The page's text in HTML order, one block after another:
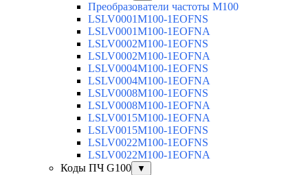
Преобразователи частоты M100
LSLV0001M100-1EOFNS
LSLV0001M100-1EOFNA
LSLV0002M100-1EOFNS
LSLV0002M100-1EOFNA
LSLV0004M100-1EOFNS
LSLV0004M100-1EOFNA
LSLV0008M100-1EOFNS
LSLV0008M100-1EOFNA
LSLV0015M100-1EOFNA
LSLV0015M100-1EOFNS
LSLV0022M100-1EOFNS
LSLV0022M100-1EOFNA
Коды ПЧ G100
▼